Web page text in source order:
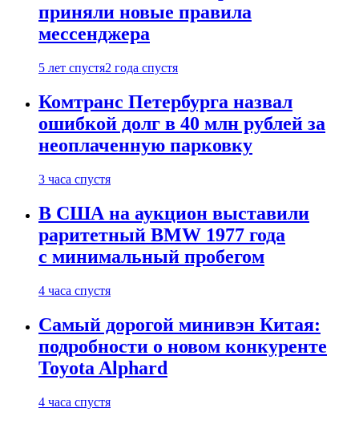
приняли новые правила
мессенджера
5 лет спустя2 года спустя
Комтранс Петербурга назвал
ошибкой долг в 40 млн рублей за
неоплаченную парковку
3 часа спустя
В США на аукцион выставили
раритетный BMW 1977 года
с минимальный пробегом
4 часа спустя
Самый дорогой минивэн Китая:
подробности о новом конкуренте
Toyota Alphard
4 часа спустя